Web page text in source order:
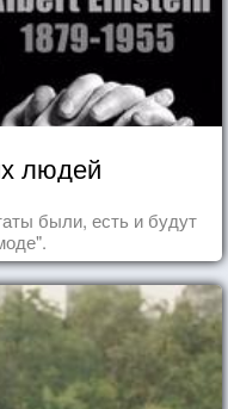
людей
были, есть и будут